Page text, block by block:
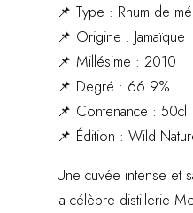
📌 Type : Rhum de
📌 Origine : Jamaïque
📌 Millésime : 2010
📌 Degré : 66.9%
📌 Contenance : 50cl
📌 Édition : Wild
Une cuvée intense et
la célèbre distillerie